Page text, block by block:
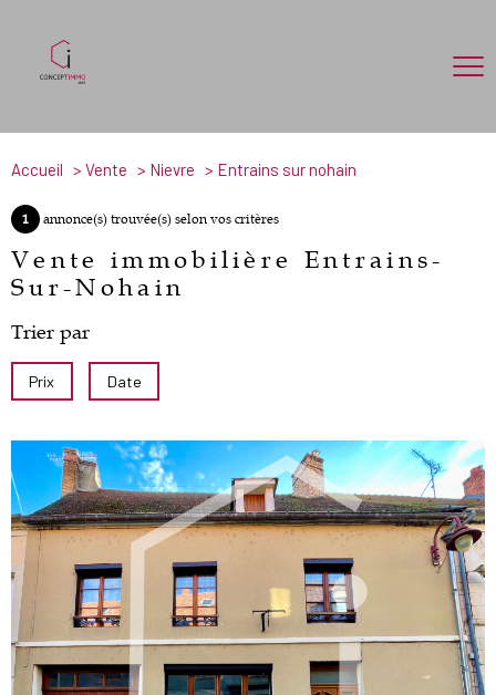
Accueil Vente Nievre Entrains sur nohain
1 annonce(s) trouvée(s) selon vos critères
Vente immobilière Entrains-
Sur-Nohain
Trier par
Prix Date